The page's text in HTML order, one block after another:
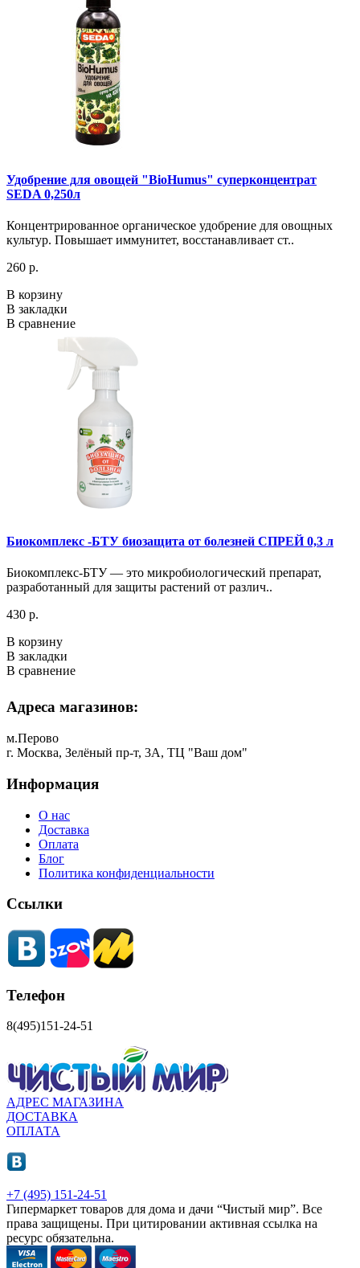
Удобрение для овощей "BioHumus" суперконцентрат
SEDA 0,250л
Концентрированное органическое удобрение для овощных
культур. Повышает иммунитет, восстанавливает ст..
260 р.
В корзину
В закладки
В сравнение
Биокомплекс -БТУ биозащита от болезней СПРЕЙ 0,3 л
Биокомплекс-БТУ — это микробиологический препарат,
разработанный для защиты растений от различ..
430 р.
В корзину
В закладки
В сравнение
Адреса магазинов:
м.Перово
г. Москва, Зелёный пр-т, 3А, ТЦ "Ваш дом"
Информация
О нас
Доставка
Оплата
Блог
Политика конфиденциальности
Ссылки
Телефон
8(495)151-24-51
АДРЕС МАГАЗИНА
ДОСТАВКА
ОПЛАТА
+7 (495) 151-24-51
Гипермаркет товаров для дома и дачи “Чистый мир”. Все
права защищены. При цитировании активная ссылка на
ресурс обязательна.